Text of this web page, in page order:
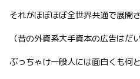
それがほぼほぼ全世界共通で展開
（昔の外資系大手資本の広告はだ
ぶっちゃけ一般人には面白くも何